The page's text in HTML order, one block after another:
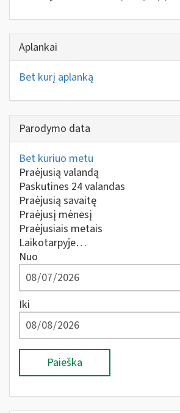
Aplankai
Bet kurį aplanką
Parodymo data
Bet kuriuo metu
Praėjusią valandą
Paskutines 24 valandas
Praėjusią savaitę
Praėjusį mėnesį
Praėjusiais metais
Laikotarpyje…
Nuo
Iki
Paieška